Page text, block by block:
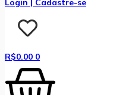
Login | Cadastre-se
R$0.00 0